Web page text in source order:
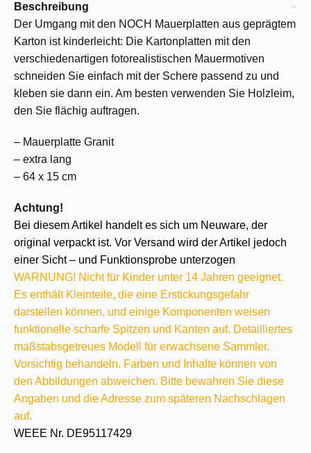
Beschreibung
Der Umgang mit den NOCH Mauerplatten aus geprägtem
Karton ist kinderleicht: Die Kartonplatten mit den
verschiedenartigen fotorealistischen Mauermotiven
schneiden Sie einfach mit der Schere passend zu und
kleben sie dann ein. Am besten verwenden Sie Holzleim,
den Sie flächig auftragen.
– Mauerplatte Granit
– extra lang
– 64 x 15 cm
Achtung!
Bei diesem Artikel handelt es sich um Neuware, der
original verpackt ist. Vor Versand wird der Artikel jedoch
einer Sicht – und Funktionsprobe unterzogen
WARNUNG! Nicht für Kinder unter 14 Jahren geeignet.
Es enthält Kleinteile, die eine Erstickungsgefahr
darstellen können, und einige Komponenten weisen
funktionelle scharfe Spitzen und Kanten auf. Detailliertes
maßstabsgetreues Modell für erwachsene Sammler.
Vorsichtig behandeln. Farben und Inhalte können von
den Abbildungen abweichen. Bitte bewahren Sie diese
Angaben und die Adresse zum späteren Nachschlagen
auf.
WEEE Nr. DE95117429